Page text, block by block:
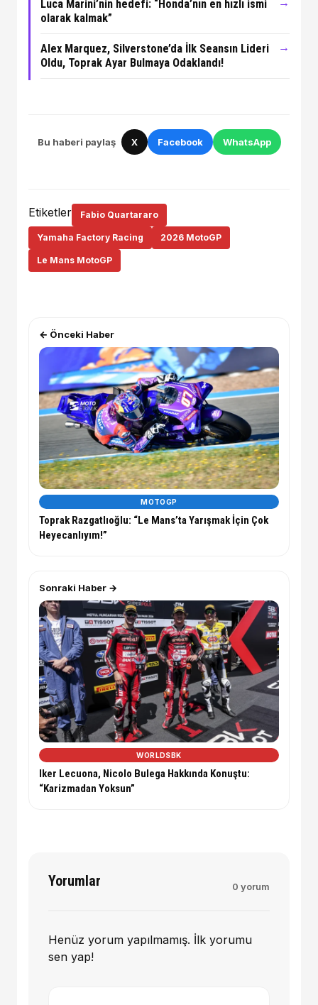
Luca Marini’nin hedefi: “Honda’nın en hızlı ismi
olarak kalmak”
Alex Marquez, Silverstone’da İlk Seansın Lideri
Oldu, Toprak Ayar Bulmaya Odaklandı!
→
Bu haberi paylaş X Facebook WhatsApp
Etiketler Fabio Quartararo
Yamaha Factory Racing 2026 MotoGP
Le Mans MotoGP
← Önceki Haber
MOTOGP
Toprak Razgatlıoğlu: “Le Mans’ta Yarışmak İçin Çok
Heyecanlıyım!”
Sonraki Haber →
WORLDSBK
Iker Lecuona, Nicolo Bulega Hakkında Konuştu:
“Karizmadan Yoksun”
Yorumlar 0 yorum
Henüz yorum yapılmamış. İlk yorumu
sen yap!